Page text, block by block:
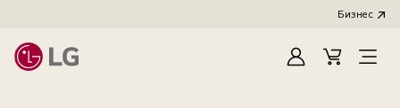
Бизнес
Cart
Open